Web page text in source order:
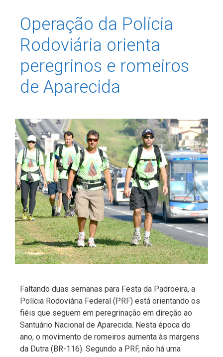
Operação da Polícia
Rodoviária orienta
peregrinos e romeiros
de Aparecida
Faltando duas semanas para Festa da Padroeira, a
Polícia Rodoviária Federal (PRF) está orientando os
fiéis que seguem em peregrinação em direção ao
Santuário Nacional de Aparecida. Nesta época do
ano, o movimento de romeiros aumenta às margens
da Dutra (BR-116). Segundo a PRF, não há uma